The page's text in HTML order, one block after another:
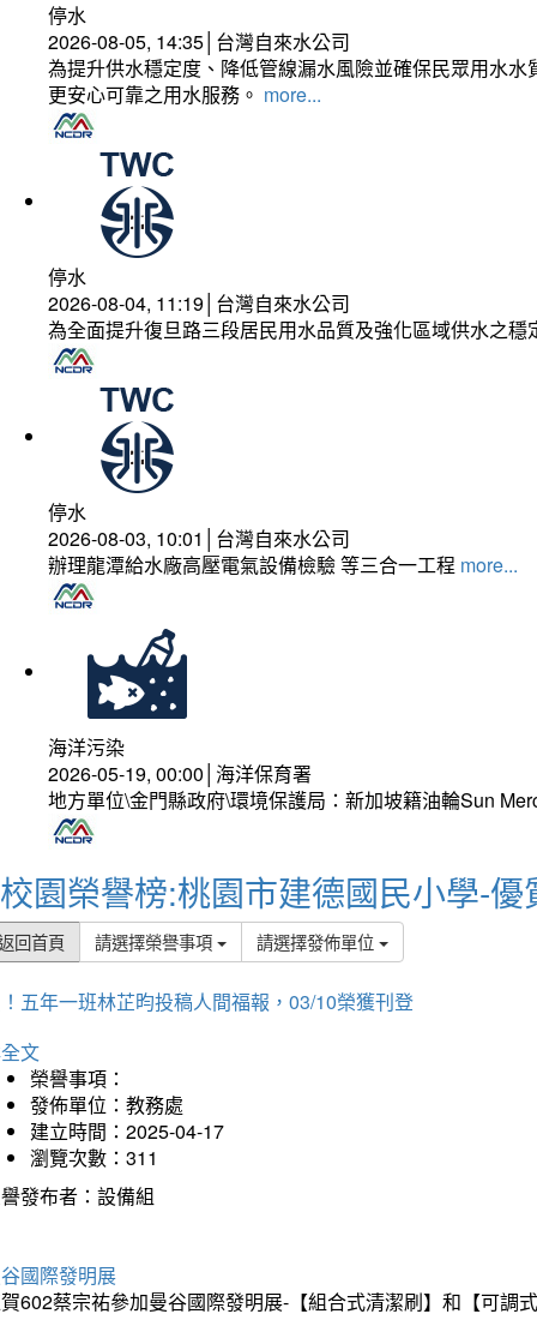
停水
2026-08-05, 14:35│台灣自來水公司
為提升供水穩定度、降低管線漏水風險並確保民眾用水
更安心可靠之用水服務。 more...
停水
2026-08-04, 11:19│台灣自來水公司
為全面提升復旦路三段居民用水品質及強化區域供水之
停水
2026-08-03, 10:01│台灣自來水公司
辦理龍潭給水廠高壓電氣設備檢驗 等三合一工程 more...
海洋污染
2026-05-19, 00:00│海洋保育署
地方單位\金門縣政府\環境保護局：新加坡籍油輪Sun
校園榮譽榜:桃園市建德國民小學-優
回首頁 請選擇榮譽事項 請選擇發佈單位
五年一班林芷昀投稿人間福報，03/10榮獲刊登
文
榮譽事項：
發佈單位：教務處
建立時間：2025-04-17
瀏覽次數：311
發布者：設備組
國際發明展
602蔡宗祐參加曼谷國際發明展-【組合式清潔刷】和【可調